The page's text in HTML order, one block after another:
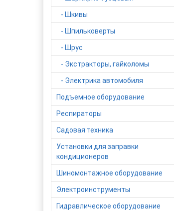
- Шкивы
- Шпильковерты
- Шрус
- Экстракторы, гайколомы
- Электрика автомобиля
Подъемное оборудование
Респираторы
Садовая техника
Установки для заправки
кондиционеров
Шиномонтажное оборудование
Электроинструменты
Гидравлическое оборудование